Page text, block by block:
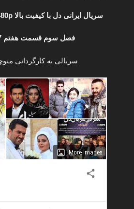
سریال ایرانی دل با کیفیت بالا 1080p – 720p -480p
فصل سوم قسمت هفتم s03 e07
سریالی به کارگردانی